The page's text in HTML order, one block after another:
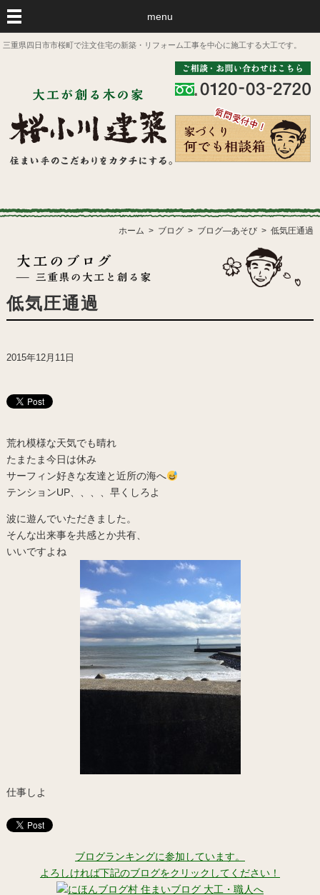
menu
三重県四日市市桜町で注文住宅の新築・リフォーム工事を中心に施工する大工です。
ホーム ブログ ブログ―あそび 低気圧通過
低気圧通過
2015年12月11日
荒れ模様な天気でも晴れ
たまたま今日は休み
サーフィン好きな友達と近所の海へ
テンションUP、、、、早くしろよ
波に遊んでいただきました。
そんな出来事を共感とか共有、
いいですよね
仕事しよ
ブログランキングに参加しています。
よろしければ下記のブログをクリックしてください！